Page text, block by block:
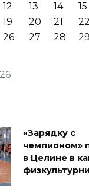
12 13 14 15
19 20 21 22
26 27 28 29
«Зарядку с
чемпионом»
в Целине в